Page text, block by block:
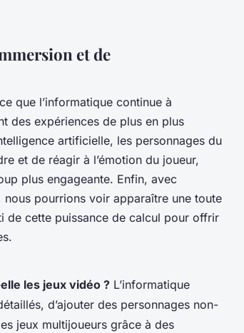
et de
que l’informatique continue à
des expériences de plus en plus
artificielle, les personnages du
et de réagir à l’émotion du joueur,
plus engageante. Enfin, avec
nous pourrions voir apparaître une toute
de cette puissance de calcul pour offrir
les jeux vidéo ? L’informatique
d’ajouter des personnages non-
jeux multijoueurs grâce à des